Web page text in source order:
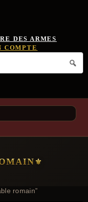
DES ARMES
COMPTE
romain”